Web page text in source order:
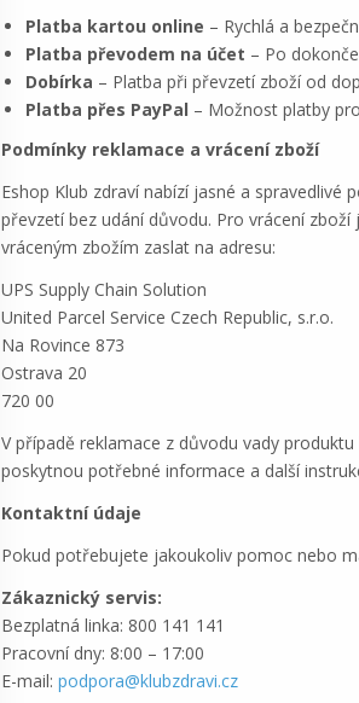
Platba kartou online – Rychlá a
Platba převodem na účet – Po
Dobírka – Platba při převzetí zboží od
Platba přes PayPal – Možnost platby
Podmínky reklamace a vrácení zboží
Eshop Klub zdraví nabízí jasné a
převzetí bez udání důvodu. Pro vrácení
vráceným zbožím zaslat na adresu:
UPS Supply Chain Solution
United Parcel Service Czech Republic, s.r.o.
Na Rovince 873
Ostrava 20
720 00
V případě reklamace z důvodu vady
poskytnou potřebné informace a další
Kontaktní údaje
Pokud potřebujete jakoukoliv pomoc nebo
Zákaznický servis:
Bezplatná linka: 800 141 141
Pracovní dny: 8:00 – 17:00
E-mail: podpora@klubzdravi.cz